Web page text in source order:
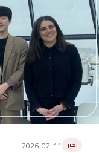
خبر 2026-02-11